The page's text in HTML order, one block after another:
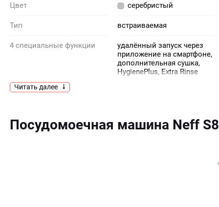
Цвет серебристый
Тип встраиваемая
4 специальные функции
удалённый запуск через
приложение на смартфоне,
дополнительная сушка,
HygienePlus, Extra Rinse
Бесщёточный мотор
шума и сокращает расход
воды
Читать далее
Посудомоечная машина Neff